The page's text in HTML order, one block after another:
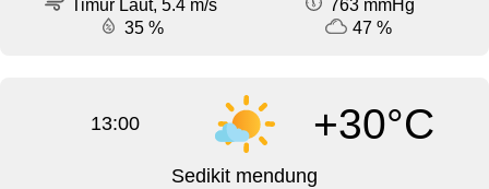
Timur Laut, 5.4 m/s
763 mmHg
35 %
47 %
13:00 +30°C
Sedikit mendung